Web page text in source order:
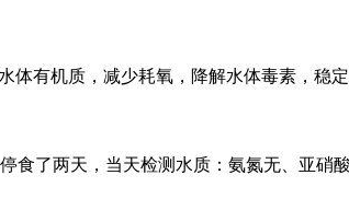
有机质，减少耗氧，降解水体毒素，稳定
了两天，当天检测水质：氨氮无、亚硝